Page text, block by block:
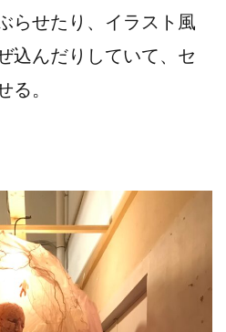
らせたり、イラスト風
込んだりしていて、セ
る。